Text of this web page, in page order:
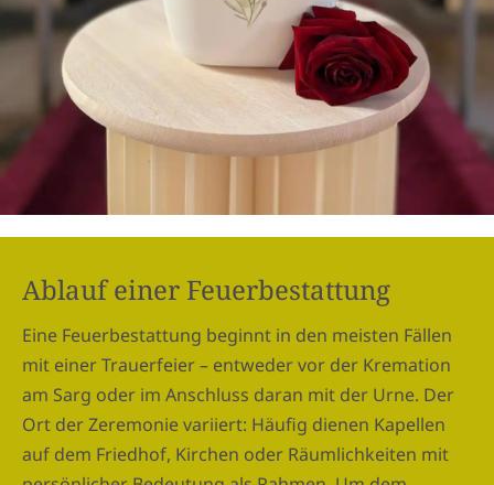
Ablauf einer Feuerbestattung
Eine Feuerbestattung beginnt in den meisten Fällen
mit einer Trauerfeier – entweder vor der Kremation
am Sarg oder im Anschluss daran mit der Urne. Der
Ort der Zeremonie variiert: Häufig dienen Kapellen
auf dem Friedhof, Kirchen oder Räumlichkeiten mit